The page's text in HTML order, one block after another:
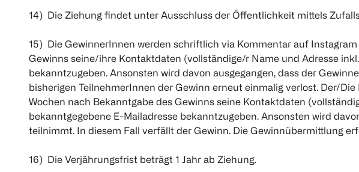
14) Die Ziehung findet unter Ausschluss der Öffentlichkeit mittels
15) Die GewinnerInnen werden schriftlich via Kommentar auf
Gewinns seine/ihre Kontaktdaten (vollständige/r Name und Adresse
bekanntzugeben. Ansonsten wird davon ausgegangen, dass der
bisherigen TeilnehmerInnen der Gewinn erneut einmalig verlost. Der/
Wochen nach Bekanntgabe des Gewinns seine Kontaktdaten
bekanntgegebene E-Mailadresse bekanntzugeben. Ansonsten wird
teilnimmt. In diesem Fall verfällt der Gewinn. Die Gewinnübermittlung
16) Die Verjährungsfrist beträgt 1 Jahr ab Ziehung.